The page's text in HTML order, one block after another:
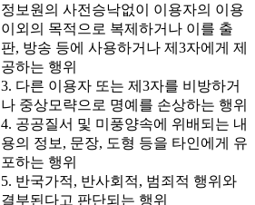
정보원의 사전승낙없이 이용자의 이용
이외의 목적으로 복제하거나 이를 출
판, 방송 등에 사용하거나 제3자에게 제
공하는 행위
3. 다른 이용자 또는 제3자를 비방하거
나 중상모략으로 명예를 손상하는 행위
4. 공공질서 및 미풍양속에 위배되는 내
용의 정보, 문장, 도형 등을 타인에게 유
포하는 행위
5. 반국가적, 반사회적, 범죄적 행위와
결부된다고 판단되는 행위